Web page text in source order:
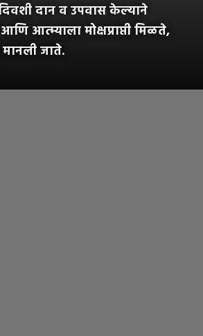
दान व उपवास केल्याने
आत्म्याला मोक्षप्राप्ती मिळते,
मानली जाते.